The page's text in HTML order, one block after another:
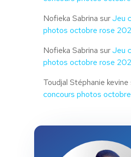
Nofieka Sabrina surJeu
photos octobre rose
Nofieka Sabrina surJeu
photos octobre rose
Toudjal Stéphanie kevine
concours photos